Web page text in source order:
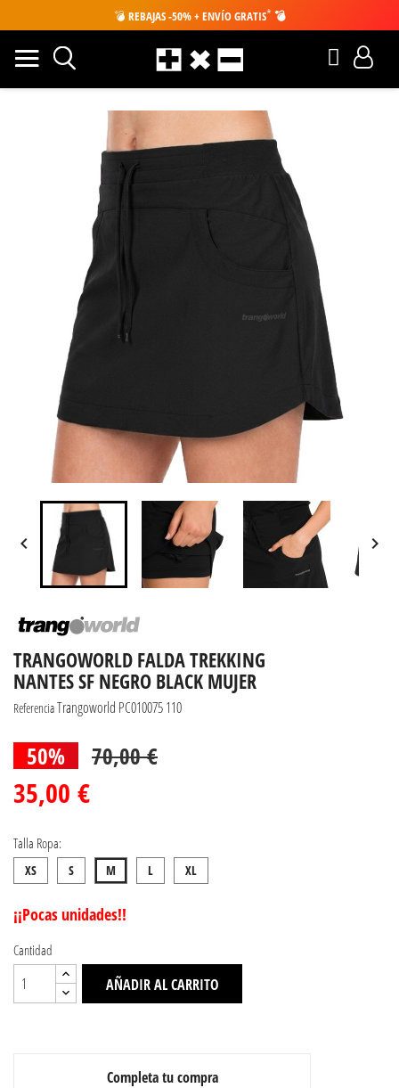
💣 REBAJAS -50% + ENVÍO GRATIS* 💣
 
TRANGOWORLD FALDA TREKKING
NANTES SF NEGRO BLACK MUJER
ReferenciaTrangoworld PC010075 110
50% 70,00 €
35,00 €
Talla Ropa:
XS S M L XL
¡¡Pocas unidades!!
Cantidad
AÑADIR AL CARRITO
Completa tu compra